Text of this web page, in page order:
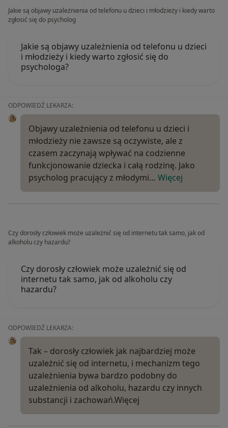
Jakie są objawy uzależnienia od telefonu u dzieci i młodzieży i kiedy warto
zgłosić się do psycholog
Jakie są objawy uzależnienia od telefonu u dzieci
i młodzieży i kiedy warto zgłosić się do
psychologa?
ODPOWIEDŹ LEKARZA:
Objawy uzależnienia od telefonu u dzieci i
młodzieży nie zawsze są oczywiste, ale z
czasem zaczynają wpływać na codzienne
funkcjonowanie dziecka i całą rodzinę. Jako
psycholog pracujący z młodymi… Więcej
Czy dorosły człowiek może uzależnić się od internetu tak samo, jak od
alkoholu czy hazardu?
Czy dorosły człowiek może uzależnić się od
internetu tak samo, jak od alkoholu czy
hazardu?
ODPOWIEDŹ LEKARZA:
Tak – dorosły człowiek jak najbardziej może
uzależnić się od internetu, i mechanizm tego
uzależnienia bywa bardzo podobny do
uzależnienia od alkoholu, hazardu czy innych
substancji i zachowań.Więcej